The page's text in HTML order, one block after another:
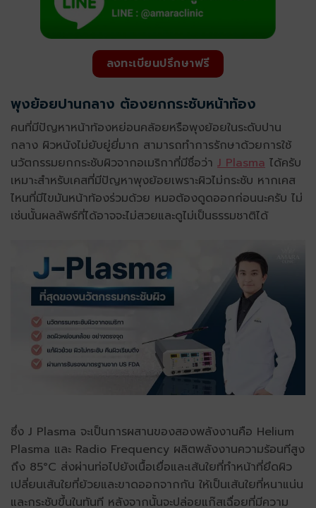
ลงทะเบียนปรึกษาฟรี
พุงย้อยปานกลาง ต้องยกกระชับหน้าท้อง
คนที่มีปัญหาหน้าท้องหย่อนคล้อยหรือพุงย้อยในระดับปาน
กลาง ผิวหนังไม่ยับยู่ยี่มาก สามารถทำการรักษาด้วยการใช้
นวัตกรรมยกกระชับผิวจากอเมริกาที่มีชื่อว่า J Plasma ได้ครับ
เหมาะสำหรับเคสที่มีปัญหาพุงย้อยเพราะผิวไม่กระชับ หากเคส
ไหนที่มีไขมันหน้าท้องร่วมด้วย หมอต้องดูดออกก่อนนะครับ ไม่
เช่นนั้นผลลัพธ์ที่ได้อาจจะไม่สวยและดูไม่เป็นธรรมชาติได้
ซึ่ง J Plasma จะเป็นการผสานของสองพลังงานคือ Helium
Plasma และ Radio Frequency ผลิตพลังงานความร้อนทีสูง
ถึง 85°C ส่งผ่านท่อไปยังเนื้อเยื่อและเส้นใยที่ทำหน้าที่ยึดผิว
เปลี่ยนเส้นใยที่ย้วยและขาดออกจากกัน ให้เป็นเส้นใยที่หนาแน่น
และกระชับขึ้นในทันที หลังจากนั้นจะปล่อยแก๊สเฉื่อยที่มีความ